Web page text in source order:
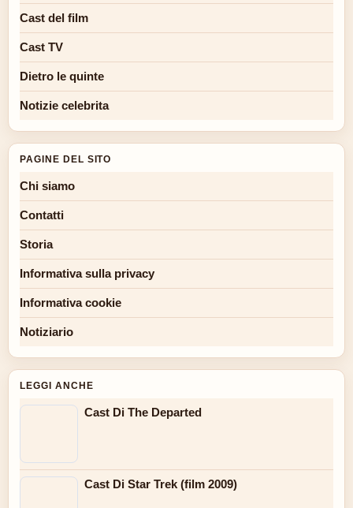
Cast del film
Cast TV
Dietro le quinte
Notizie celebrita
PAGINE DEL SITO
Chi siamo
Contatti
Storia
Informativa sulla privacy
Informativa cookie
Notiziario
LEGGI ANCHE
Cast Di The Departed
Cast Di Star Trek (film 2009)